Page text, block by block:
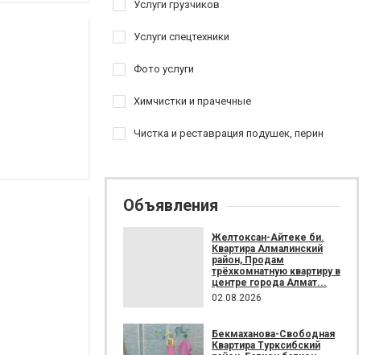
Услуги грузчиков
Услуги спецтехники
Фото услуги
Химчистки и прачечные
Чистка и реставрация подушек, перин
Объявления
Желтоксан-Айтеке би.
Квартира Алмалинский
район, Продам
трёхкомнатную квартиру в
центре города Алмат...
02.08.2026
Бекмаханова-Свободная
Квартира Турксибский